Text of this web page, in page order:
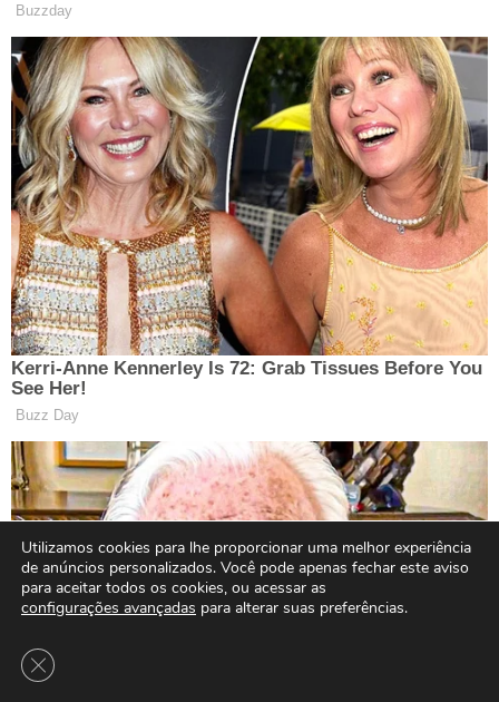
Utilizamos cookies para lhe proporcionar uma melhor experiência
de anúncios personalizados. Você pode apenas fechar este aviso
para aceitar todos os cookies, ou acessar as
configurações avançadas para alterar suas preferências.
Close GDPR Cookie Banner